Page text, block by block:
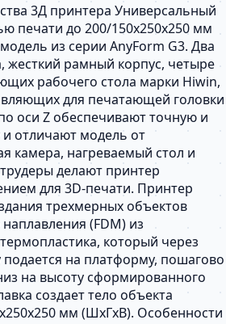
3Д принтера Универсальный
печати до 200/150х250х250 мм
из серии AnyForm G3. Два
жесткий рамный корпус, четыре
рабочего стола марки Hiwin,
для печатающей головки
оси Z обеспечивают точную и
отличают модель от
камера, нагреваемый стол и
делают принтер
для 3D-печати. Принтер
трехмерных объектов
(FDM) из
который через
на платформу, пошагово
на высоту сформированного
создает тело объекта
мм (ШхГхВ). Особенности